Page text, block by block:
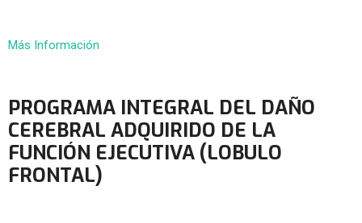
Más Información
PROGRAMA INTEGRAL DEL DAÑO
CEREBRAL ADQUIRIDO DE LA
FUNCIÓN EJECUTIVA (LOBULO
FRONTAL)